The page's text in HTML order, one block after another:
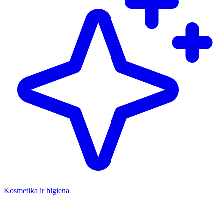
Kosmetika ir higiena